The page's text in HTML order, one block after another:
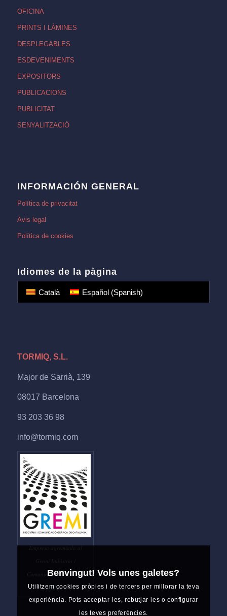
OFICINA
PRINTS I LÀMINES
DESPLEGABLES
ESDEVENIMENTS
EXPOSITORS
PUBLICACIONS
PUBLICITAT
SENYALITZACIÓ
INFORMACIÓN GENERAL
Política de privacitat
Avis legal
Política de cookies
Idiomes de la pàgina
Català Español(Spanish)
TORMIQ, S.L.
Major de Sarrià, 139
08017 Barcelona
93 203 36 98
info@tormiq.com
Empresa agremiada al
Comunicació Gràfica de
Catalunya
Benvingut! Vols unes galetes?
Utilitzem cookies pròpies i de tercers per millorar la teva
experiència. Pots acceptar-les, rebutjar-les o configurar
les teves preferències.